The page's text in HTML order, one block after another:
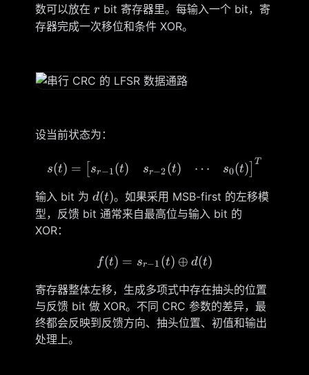
数可以放在 r
r bit 寄存器里。每输入一个 bit，寄
存器完成一次移位和条件 XOR。
设当前状态为：
s(t)= \begin{bmatrix}
s(t) = sr−1(t) sr−2(t) ⋯ s0(t) ]T
输入 bit 为 d(t)
d(t)。如果采用 MSB-first 的左移模
型，反馈 bit 通常来自最高位与输入 bit 的
XOR：
f(t)=s_{r-1}(t)\oplus d(t)
f(t) = sr−1 (t) ⊕ d(t)
寄存器整体左移，生成多项式中存在抽头的位置
与反馈 bit 做 XOR。不同 CRC 参数的差异，最
终都会反映到反馈方向、抽头位置、初值和输出
处理上。